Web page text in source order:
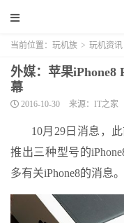
当前位置： 玩机族 > 玩机资讯
外媒：苹果iPhone8
幕
2016-10-30 来源：IT之家
10月29日消息，
推出三种型号的
多有关iPhone8的消息。